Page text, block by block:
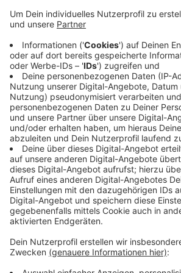
Anzeige
Zum Beispiel in den Niederlanden.
Nordrhein aber eher ab. Diesseits der
man meist noch immer billiger weg,
Müther vom ADAC: Wer vor dem
volltanken will, dem empfiehlt der
am Abend vorher zu tun. Die
günstigsten Sprit seien meist
und zwischen 20 und 22 Uhr.
Anzeige